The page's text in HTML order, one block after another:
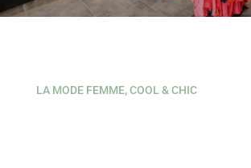
LA MODE FEMME, COOL & CHIC